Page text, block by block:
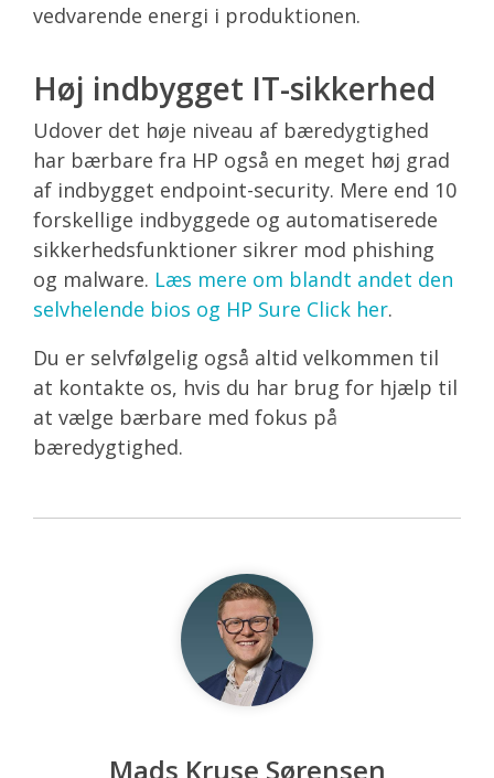
vedvarende energi i produktionen.
Høj indbygget IT-sikkerhed
Udover det høje niveau af bæredygtighed
har bærbare fra HP også en meget høj grad
af indbygget endpoint-security. Mere end 10
forskellige indbyggede og automatiserede
sikkerhedsfunktioner sikrer mod phishing
og malware. Læs mere om blandt andet den
selvhelende bios og HP Sure Click her.
Du er selvfølgelig også altid velkommen til
at kontakte os, hvis du har brug for hjælp til
at vælge bærbare med fokus på
bæredygtighed.
Mads Kruse Sørensen